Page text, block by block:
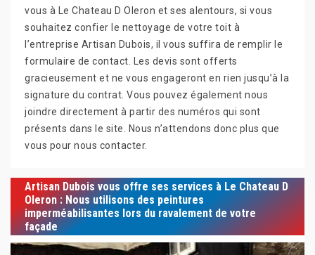
vous à Le Chateau D Oleron et ses alentours, si vous
souhaitez confier le nettoyage de votre toit à
l’entreprise Artisan Dubois, il vous suffira de remplir le
formulaire de contact. Les devis sont offerts
gracieusement et ne vous engageront en rien jusqu’à la
signature du contrat. Vous pouvez également nous
joindre directement à partir des numéros qui sont
présents dans le site. Nous n’attendons donc plus que
vous pour nous contacter.
Artisan Dubois vous offre ses services à Le Chateau D
Oleron : Nous utilisons des peintures
imperméabilisantes lors du ravalement de votre
façade